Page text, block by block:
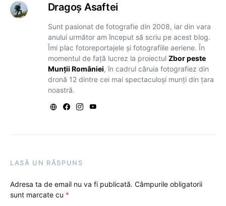
Dragoş Asaftei
Sunt pasionat de fotografie din 2008, iar din vara
anului următor am început să scriu pe acest blog.
Îmi plac fotoreportajele și fotografiile aeriene. În
momentul de față lucrez la proiectul Zbor peste
Munții României, în cadrul căruia fotografiez din
dronă 12 dintre cei mai spectaculoși munți din țara
noastră.
LASĂ UN RĂSPUNS
Adresa ta de email nu va fi publicată. Câmpurile obligatorii
sunt marcate cu *